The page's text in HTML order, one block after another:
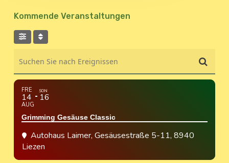
Kommende Veranstaltungen
FRE
14
AUG
SON
16
Grimming Gesäuse Classic
Autohaus Laimer, Gesäusestraße 5-11, 8940
Liezen